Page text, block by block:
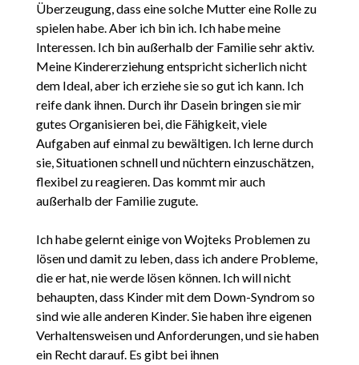
Überzeugung, dass eine solche Mutter eine Rolle zu
spielen habe. Aber ich bin ich. Ich habe meine
Interessen. Ich bin außerhalb der Familie sehr aktiv.
Meine Kindererziehung entspricht sicherlich nicht
dem Ideal, aber ich erziehe sie so gut ich kann. Ich
reife dank ihnen. Durch ihr Dasein bringen sie mir
gutes Organisieren bei, die Fähigkeit, viele
Aufgaben auf einmal zu bewältigen. Ich lerne durch
sie, Situationen schnell und nüchtern einzuschätzen,
flexibel zu reagieren. Das kommt mir auch
außerhalb der Familie zugute.
Ich habe gelernt einige von Wojteks Problemen zu
lösen und damit zu leben, dass ich andere Probleme,
die er hat, nie werde lösen können. Ich will nicht
behaupten, dass Kinder mit dem Down-Syndrom so
sind wie alle anderen Kinder. Sie haben ihre eigenen
Verhaltensweisen und Anforderungen, und sie haben
ein Recht darauf. Es gibt bei ihnen